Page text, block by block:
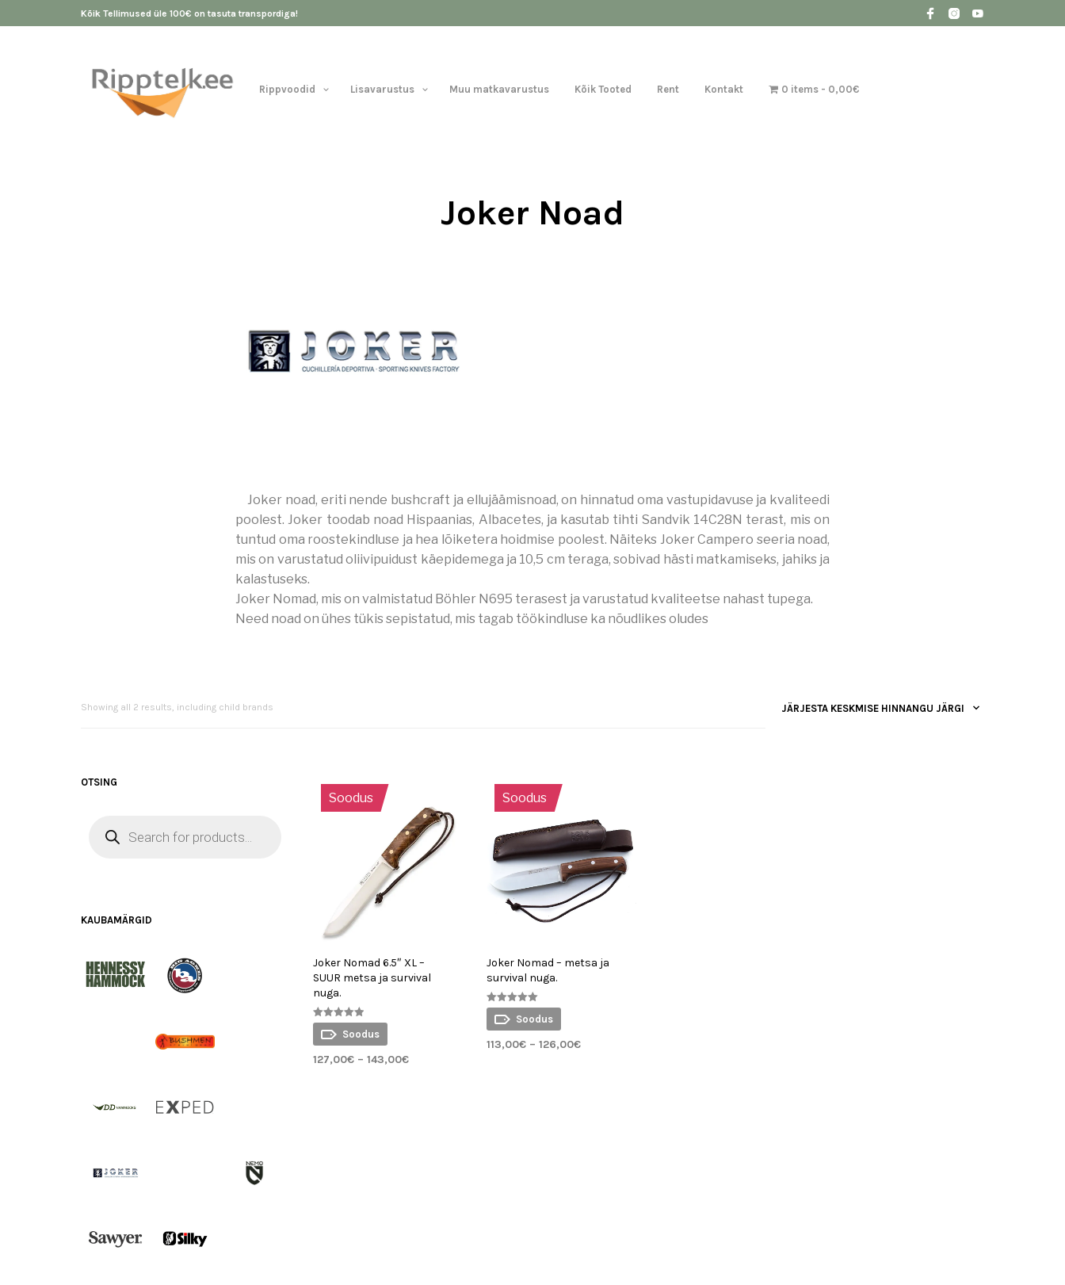
Kõik Tellimused üle 100€ on tasuta transpordiga!
Rippvoodid Lisavarustus Muu matkavarustus Kõik Tooted Rent Kontakt 0 items 0,00€
Joker Noad
Joker noad, eriti nende bushcraft ja ellujäämisnoad, on hinnatud oma vastupidavuse ja kvaliteedi
poolest. Joker toodab noad Hispaanias, Albacetes, ja kasutab tihti Sandvik 14C28N terast, mis on
tuntud oma roostekindluse ja hea lõiketera hoidmise poolest. Näiteks Joker Campero seeria noad,
mis on varustatud oliivipuidust käepidemega ja 10,5 cm teraga, sobivad hästi matkamiseks, jahiks ja
kalastuseks.
Joker Nomad, mis on valmistatud Böhler N695 terasest ja varustatud kvaliteetse nahast tupega.
Need noad on ühes tükis sepistatud, mis tagab töökindluse ka nõudlikes oludes​
Showing all 2 results, including child brands JÄRJESTA KESKMISE HINNANGU JÄRGI
OTSING
SEARCH
KAUBAMÄRGID
Soodus
Joker Nomad 6.5″ XL –
SUUR metsa ja survival
nuga.
Hinnanguga
/ 5
Soodus
127,00€ – 143,00€Hinnavahemik:
Soodus
Joker Nomad – metsa ja
survival nuga.
Hinnanguga
/ 5
Soodus
113,00€ – 126,00€Hinnavahemik: